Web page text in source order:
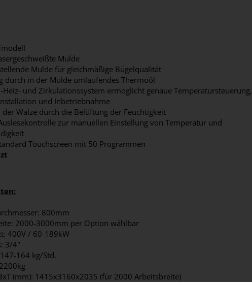
Mulde
Mulde für gleichmäßige Bügelqualität
durch in der Mulde umlaufendes Thermoöl
Heiz- und Zirkulationssystem ermöglicht genaue Temperatursteuerung,
und Inbetriebnahme
der Walze durch die Belüftung der Feuchtigkeit
zur manuellen Einstellung von Temperatur und
Touchscreen mit 50 Programmen
800mm
2000-3000mm per Option wählbar
400V / 60-189kW
3/4"
164 kg/Std.
(mm): 1415x3160x2035 (für 2000 Arbeitsbreite)